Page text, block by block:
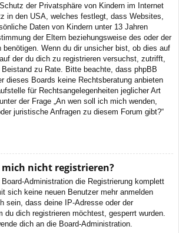
der Privatsphäre von Kindern im Internet
in den USA, welches festlegt, dass Websites,
Daten von Kindern unter 13 Jahren
der Eltern beziehungsweise des oder der
benötigen. Wenn du dir unsicher bist, ob dies auf
der du dich zu registrieren versuchst, zutrifft,
zu Rate. Bitte beachte, dass phpBB
dieses Boards keine Rechtsberatung anbieten
für Rechtsangelegenheiten jeglicher Art
der Frage „An wen soll ich mich wenden,
juristische Anfragen zu diesem Forum gibt?“
nicht registrieren?
Administration die Registrierung komplett
sich keine neuen Benutzer mehr anmelden
sein, dass deine IP-Adresse oder der
du dich registrieren möchtest, gesperrt wurden.
dich an die Board-Administration.